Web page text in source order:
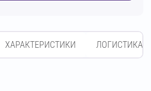
ХАРАКТЕРИСТИКИ ЛОГИСТИКА